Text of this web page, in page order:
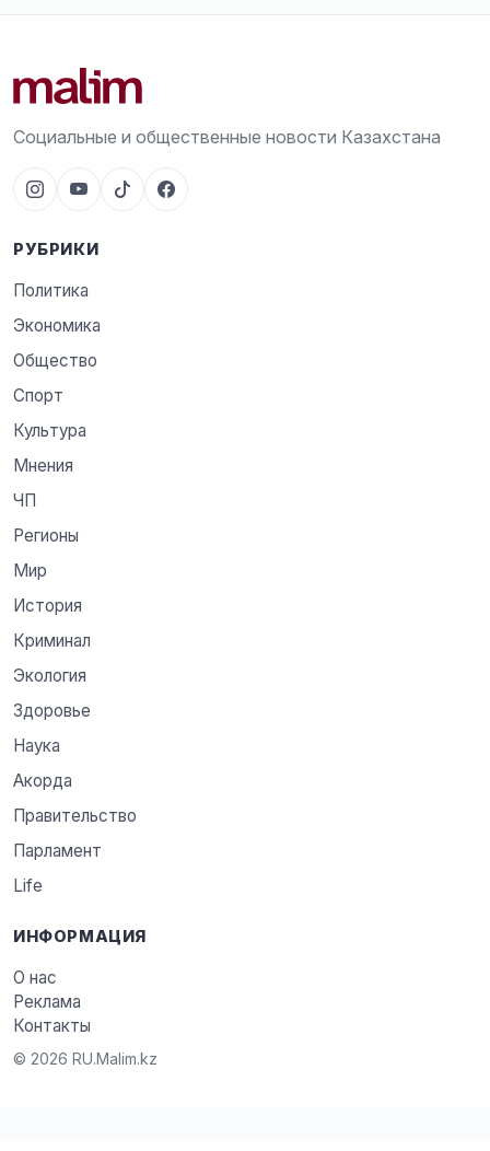
Социальные и общественные новости Казахстана
РУБРИКИ
Политика
Экономика
Общество
Спорт
Культура
Мнения
ЧП
Регионы
Мир
История
Криминал
Экология
Здоровье
Наука
Акорда
Правительство
Парламент
Life
ИНФОРМАЦИЯ
О нас
Реклама
Контакты
© 2026 RU.Malim.kz